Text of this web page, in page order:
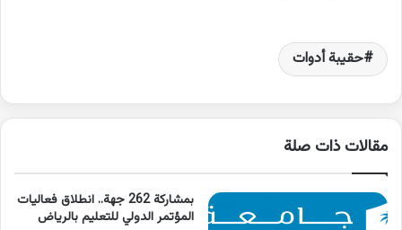
حقيبة أدوات
مقالات ذات صلة
بمشاركة 262 جهة.. انطلاق فعاليات
المؤتمر الدولي للتعليم بالرياض